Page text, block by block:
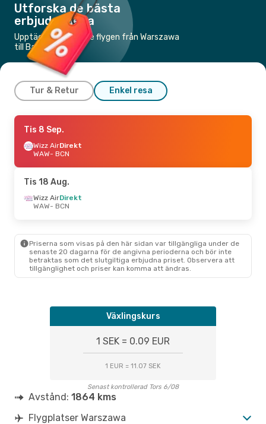
Utforska de bästa
erbjudandena
Upptäck de billigaste flygen från Warszawa
till Barcelona
Tur & Retur Enkel resa
Fre 11 Sep.
Wizz AirDirekt
WAW- BCN
BCN- WAW
Fre 2 Okt.- Lör 10 Okt.
BCN
Fre 16 Okt.- Sön 18 Okt.
- WAW
- Mån 17 Aug.
Tis 8 Sep.
Wizz AirDirekt
WAW- BCN
Tis 18 Aug.
Wizz AirDirekt
WAW- BCN
Priserna som visas på den här sidan var tillgängliga under de
senaste 20 dagarna för de angivna perioderna och bör inte
betraktas som det slutgiltiga erbjudna priset. Observera att
tillgänglighet och priser kan komma att ändras.
Växlingskurs
1 SEK = 0.09 EUR
1 EUR = 11.07 SEK
Senast kontrollerad Tors 6/08
Avstånd: 1864 kms
Flygplatser Warszawa